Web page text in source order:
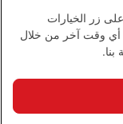
الحديثة
زر الخيارات
أي وقت آخر من خلال
بنا.